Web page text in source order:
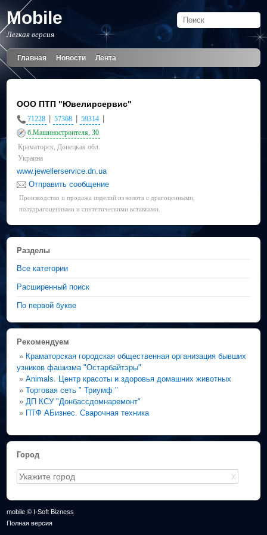
Mobile
Легкая версия
Главная Новости Лента
ООО ПТП "Ювелирсервис"
71228 57368 59314
б.Машиностроителя, 30
Краматорск, Донецкая обл.
Украина
www.jewellerservice.dn.ua
Отправить сообщение
Производство и продажа изделий из золота с драгоценными,
полудрагоценными и синтетическими вставками.
Разделы
Все категории
Расширенный поиск
По первой букве
Рекомендуем
» Краматорская городская общественная организация бывших
узников фашизма "Остарбайтэры"
»Animals. Центр красоты и здоровья домашних животных
»Торговая сеть " Триумф "
» ДП КСУ "Донбассдомнаремонт"
» ПТФ АБизнес. Сварочная техника
Город
X
mobile © I-Soft Bizness
Полная версия